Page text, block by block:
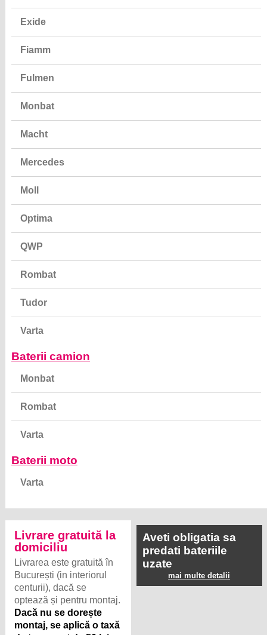
Exide
Fiamm
Fulmen
Monbat
Macht
Mercedes
Moll
Optima
QWP
Rombat
Tudor
Varta
Baterii camion
Monbat
Rombat
Varta
Baterii moto
Varta
Livrare gratuită la
domiciliu
Livrarea este gratuită în
București (in interiorul
centurii), dacă se
optează și pentru montaj.
Dacă nu se dorește
montaj, se aplică o taxă
Aveti obligatia sa
predati bateriile
uzate
mai multe detalii